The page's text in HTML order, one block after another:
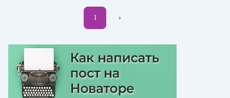
Текущая
1 Следующая
›